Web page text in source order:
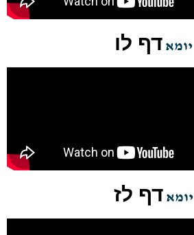
יומא דף לו
יומא דף לז